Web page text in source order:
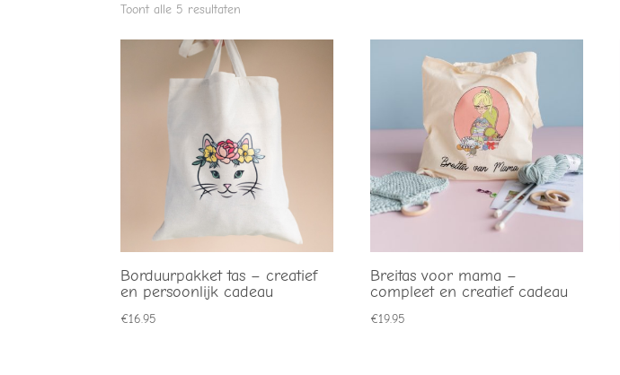
Toont alle 5 resultaten
Borduurpakket tas – creatief
en persoonlijk cadeau
€16.95
Breitas voor mama –
compleet en creatief cadeau
€19.95